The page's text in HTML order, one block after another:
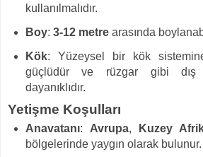
kullanılmalıdır.
Boy: 3-12 metrearasında
Kök: Yüzeysel bir kök
güçlüdür ve rüzgar gibi dış
dayanıklıdır.
Yetişme Koşulları
Anavatanı: Avrupa, Kuzey
bölgelerinde yaygın olarak bulunur.